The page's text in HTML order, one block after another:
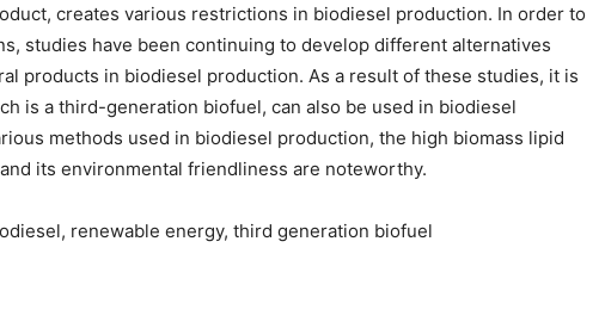
creates various restrictions in biodiesel production. In order to
studies have been continuing to develop different alternatives
products in biodiesel production. As a result of these studies, it is
is a third-generation biofuel, can also be used in biodiesel
methods used in biodiesel production, the high biomass lipid
its environmental friendliness are noteworthy.
renewable energy, third generation biofuel